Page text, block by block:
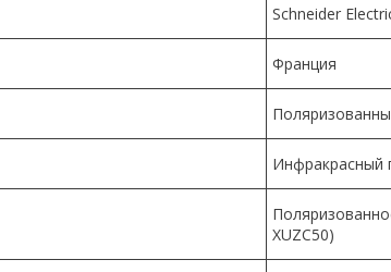
Schneider
Франция
Инфракрасный
XUZC50)